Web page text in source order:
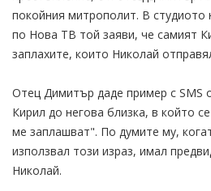
покойния митрополит. В студиото
по Нова ТВ той заяви, че самият
заплахите, които Николай
Отец Димитър даде пример с SMS
Кирил до негова близка, в който
ме заплашват". По думите му,
използвал този израз, имал
Николай.